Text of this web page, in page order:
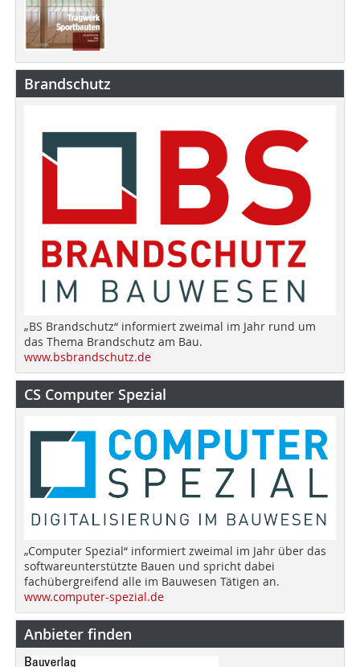
Brandschutz
„BS Brandschutz“ informiert zweimal im Jahr rund um
das Thema Brandschutz am Bau.
www.bsbrandschutz.de
CS Computer Spezial
„Computer Spezial“ informiert zweimal im Jahr über das
softwareunterstützte Bauen und spricht dabei
fachübergreifend alle im Bauwesen Tätigen an.
www.computer-spezial.de
Anbieter finden